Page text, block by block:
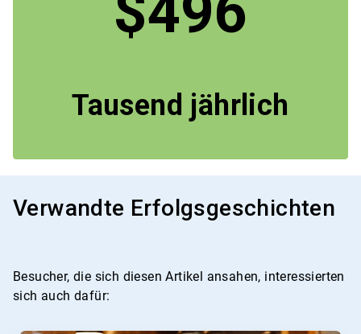
Tausend jährlich
Verwandte Erfolgsgeschichten
Besucher, die sich diesen Artikel ansahen, interessierten
sich auch dafür: